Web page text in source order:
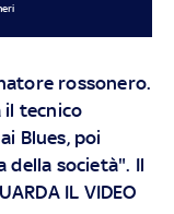
rossonero.
il tecnico
Blues, poi
della società". Il
IL VIDEO